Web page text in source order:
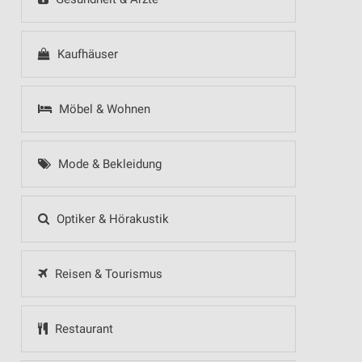
Kaufhäuser
Möbel & Wohnen
Mode & Bekleidung
Optiker & Hörakustik
Reisen & Tourismus
Restaurant